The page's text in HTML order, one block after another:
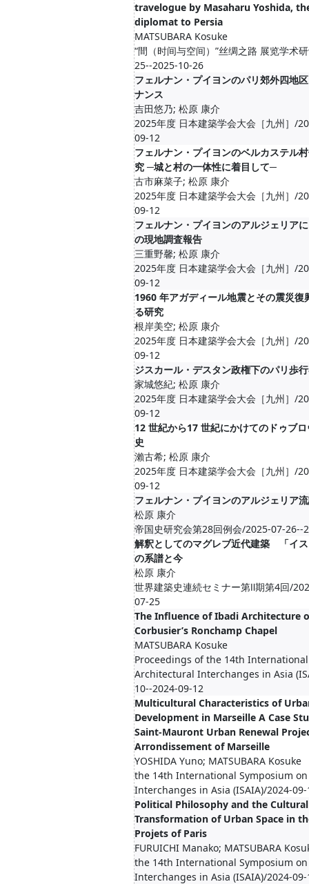
travelogue by Masaharu Yoshida,
diplomat to Persia
MATSUBARA Kosuke
“間（时间与空间）”丝绸之路 展览学术
25--2025-10-26
フェルナン・プイヨンのパリ郊外四地
ナンス
吉田悠乃; 松原 康介
2025年度 日本建築学会大会［九州］/
09-12
フェルナン・プイヨンのベルカステル
究 ─城と村の一体性に着目して─
古市麻菜子; 松原 康介
2025年度 日本建築学会大会［九州］/
09-12
フェルナン・プイヨンのアルジェリア
の現地調査報告
三重野馨; 松原 康介
2025年度 日本建築学会大会［九州］/
09-12
1960 年アガディール地震とその震災復
る研究
根岸美空; 松原 康介
2025年度 日本建築学会大会［九州］/
09-12
ジスカール・デスタン政権下のパリ歩
家城悠紀; 松原 康介
2025年度 日本建築学会大会［九州］/
09-12
12 世紀から17 世紀にかけてのドゥブ
史
瀨古希; 松原 康介
2025年度 日本建築学会大会［九州］/
09-12
フェルナン・プイヨンのアルジェリア
松原 康介
帝国史研究会第28回例会/2025-07-26--
解釈としてのマグレブ近代建築 「イ
の系譜と今
松原 康介
世界建築史連続セミナー第Ⅱ期第4回/
07-25
The Influence of Ibadi Architecture
Corbusier’s Ronchamp Chapel
MATSUBARA Kosuke
Proceedings of the 14th
Architectural Interchanges in Asia
10--2024-09-12
Multicultural Characteristics of
Development in Marseille A Case
Saint-Mauront Urban Renewal
Arrondissement of Marseille
YOSHIDA Yuno; MATSUBARA Kosuke
the 14th International Symposium
Interchanges in Asia (ISAIA)/2024-
Political Philosophy and the Cultural
Transformation of Urban Space in
Projets of Paris
FURUICHI Manako; MATSUBARA
the 14th International Symposium
Interchanges in Asia (ISAIA)/2024-